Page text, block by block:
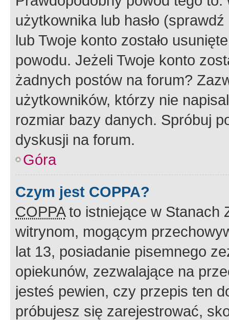
użytkownika lub hasło
lub Twoje konto zostało
powodu. Jeżeli Twoje konto
żadnych postów na forum?
użytkowników, którzy nie
rozmiar bazy danych. Spróbuj
dyskusji na forum.
Góra
Czym jest COPPA?
COPPAto istniejące w Stanach
witrynom, mogącym
lat 13, posiadanie pisemnego
opiekunów, zezwalające na
jesteś pewien, czy przepis ten
próbujesz się zarejestrować,